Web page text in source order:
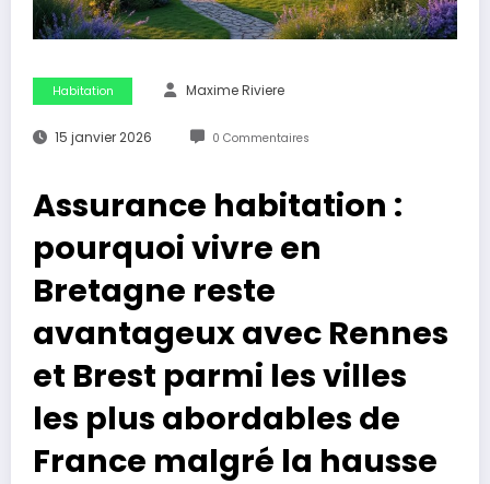
Habitation Maxime Riviere
15 janvier 2026 0 Commentaires
Assurance habitation :
pourquoi vivre en
Bretagne reste
avantageux avec Rennes
et Brest parmi les villes
les plus abordables de
France malgré la hausse